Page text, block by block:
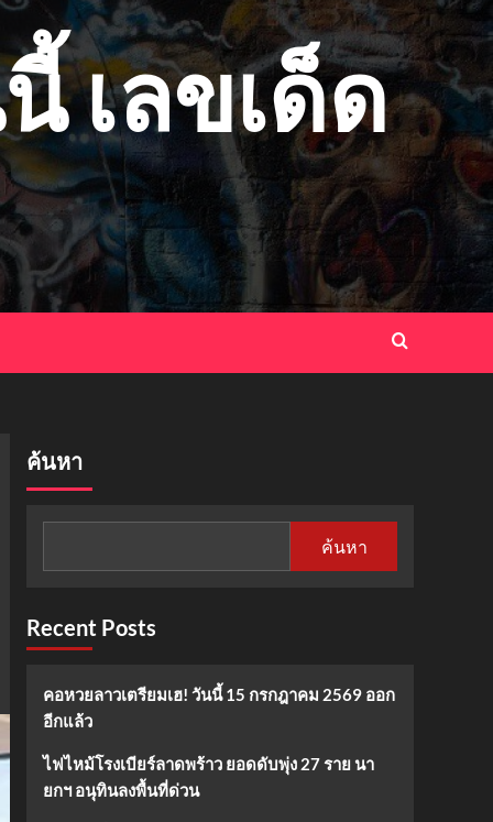
เลขเด็ด
ค้นหา
ค้นหา
Recent Posts
คอหวยลาวเตรียมเฮ! วันนี้ 15 กรกฎาคม 2569 ออก
อีกแล้ว
ไฟไหม้โรงเบียร์ลาดพร้าว ยอดดับพุ่ง 27 ราย นา
ยกฯ อนุทินลงพื้นที่ด่วน